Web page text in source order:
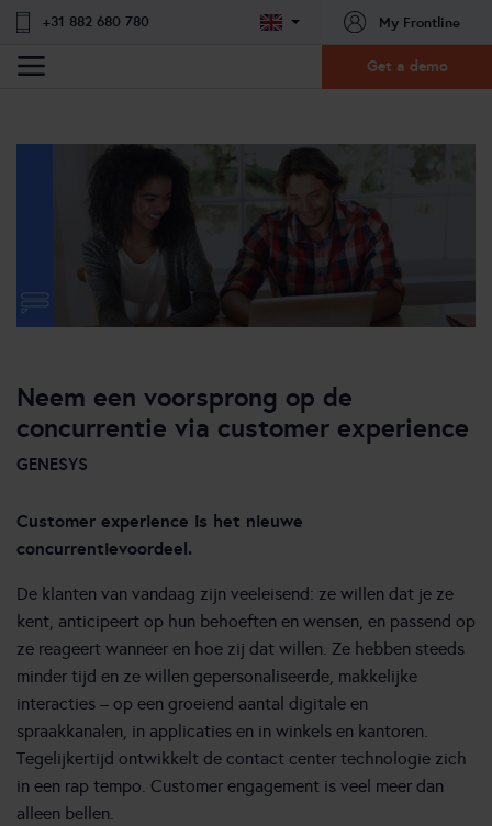
+31 882 680 780 My Frontline
Get a demo
Neem een voorsprong op de
concurrentie via customer experience
GENESYS
Customer experience is het nieuwe
concurrentievoordeel.
De klanten van vandaag zijn veeleisend: ze willen dat je ze
kent, anticipeert op hun behoeften en wensen, en passend op
ze reageert wanneer en hoe zij dat willen. Ze hebben steeds
minder tijd en ze willen gepersonaliseerde, makkelijke
interacties – op een groeiend aantal digitale en
spraakkanalen, in applicaties en in winkels en kantoren.
Tegelijkertijd ontwikkelt de contact center technologie zich
in een rap tempo. Customer engagement is veel meer dan
alleen bellen.